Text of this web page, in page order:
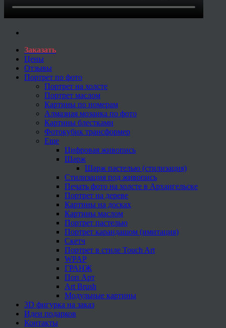
Заказать
Цены
Отзывы
Портрет по фото
Портрет на холсте
Портрет маслом
Картины по номерам
Алмазная мозаика по фото
Картины блестками
Фотокубик трансформер
Еще
Цифровая живопись
Шарж
Шарж пастелью (стилизация)
Стилизация под живопись
Печать фото на холсте в Архангельске
Портрет на дереве
Картины на досках
Картины маслом
Портрет пастелью
Портрет карандашом (имитация)
Скетч
Портрет в стиле Touch Art
WPAP
ГРАНЖ
Поп Арт
Art Brush
Модульные картины
3D фигурка на заказ
Идеи подарков
Контакты